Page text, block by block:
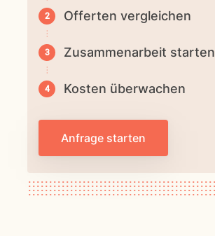
Offerten vergleichen
Zusammenarbeit starten
Kosten überwachen
Anfrage starten